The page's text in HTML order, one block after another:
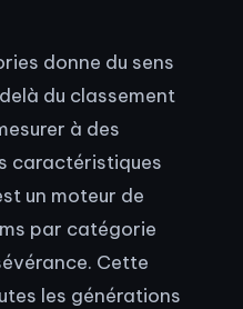
donne du sens
du classement
à des
caractéristiques
un moteur de
par catégorie
Cette
les générations